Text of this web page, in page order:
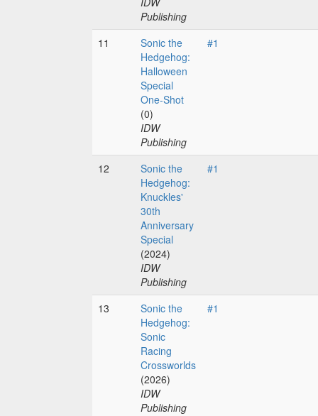
Publishing
11
Sonic the
Hedgehog:
Halloween
Special
One-Shot
(0)
IDW
Publishing
#1
12
Sonic the
Hedgehog:
Knuckles'
30th
Anniversary
Special
(2024)
IDW
Publishing
#1
13
Sonic the
Hedgehog:
Sonic
Racing
Crossworlds
(2026)
IDW
Publishing
#1